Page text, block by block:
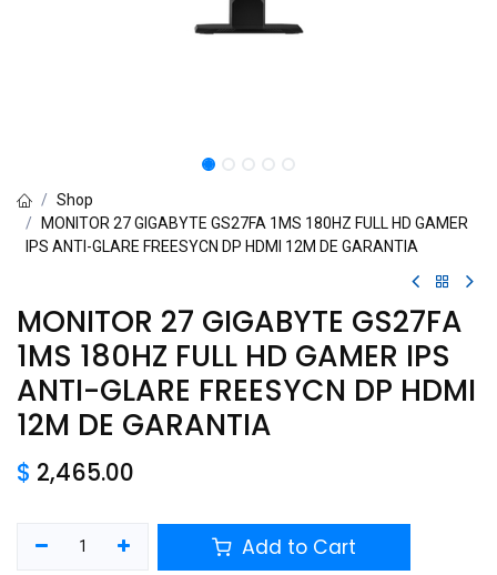
Shop
MONITOR 27 GIGABYTE GS27FA 1MS 180HZ FULL HD GAMER
IPS ANTI-GLARE FREESYCN DP HDMI 12M DE GARANTIA
MONITOR 27 GIGABYTE GS27FA
1MS 180HZ FULL HD GAMER IPS
ANTI-GLARE FREESYCN DP HDMI
12M DE GARANTIA
$ 2,465.00
Add to Cart